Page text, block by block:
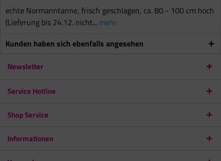
echte Normanntanne, frisch geschlagen, ca. 80 - 100 cm hoch
(Lieferung bis 24.12. nicht... mehr
Kunden haben sich ebenfalls angesehen
Newsletter
Service Hotline
Shop Service
Informationen